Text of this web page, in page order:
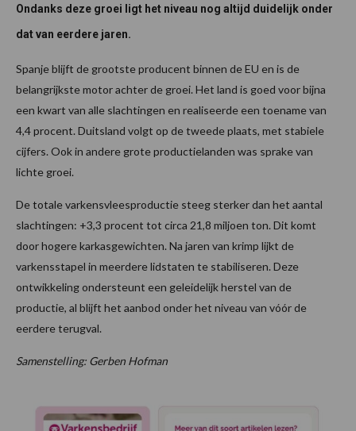
Ondanks deze groei ligt het niveau nog altijd duidelijk onder
dat van eerdere jaren.
Spanje blijft de grootste producent binnen de EU en is de
belangrijkste motor achter de groei. Het land is goed voor bijna
een kwart van alle slachtingen en realiseerde een toename van
4,4 procent. Duitsland volgt op de tweede plaats, met stabiele
cijfers. Ook in andere grote productielanden was sprake van
lichte groei.
De totale varkensvleesproductie steeg sterker dan het aantal
slachtingen: +3,3 procent tot circa 21,8 miljoen ton. Dit komt
door hogere karkasgewichten. Na jaren van krimp lijkt de
varkensstapel in meerdere lidstaten te stabiliseren. Deze
ontwikkeling ondersteunt een geleidelijk herstel van de
productie, al blijft het aanbod onder het niveau van vóór de
eerdere terugval.
Samenstelling: Gerben Hofman